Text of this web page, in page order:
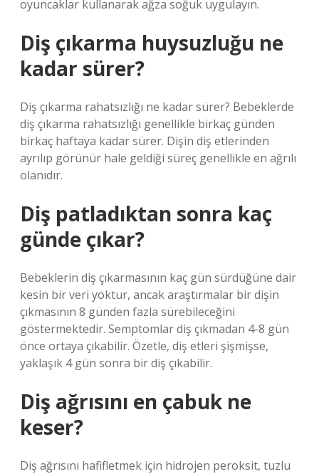
oyuncaklar kullanarak ağza soğuk uygulayın.
Diş çıkarma huysuzluğu ne
kadar sürer?
Diş çıkarma rahatsızlığı ne kadar sürer? Bebeklerde
diş çıkarma rahatsızlığı genellikle birkaç günden
birkaç haftaya kadar sürer. Dişin diş etlerinden
ayrılıp görünür hale geldiği süreç genellikle en ağrılı
olanıdır.
Diş patladıktan sonra kaç
günde çıkar?
Bebeklerin diş çıkarmasının kaç gün sürdüğüne dair
kesin bir veri yoktur, ancak araştırmalar bir dişin
çıkmasının 8 günden fazla sürebileceğini
göstermektedir. Semptomlar diş çıkmadan 4-8 gün
önce ortaya çıkabilir. Özetle, diş etleri şişmişse,
yaklaşık 4 gün sonra bir diş çıkabilir.
Diş ağrısını en çabuk ne
keser?
Diş ağrısını hafifletmek için hidrojen peroksit, tuzlu